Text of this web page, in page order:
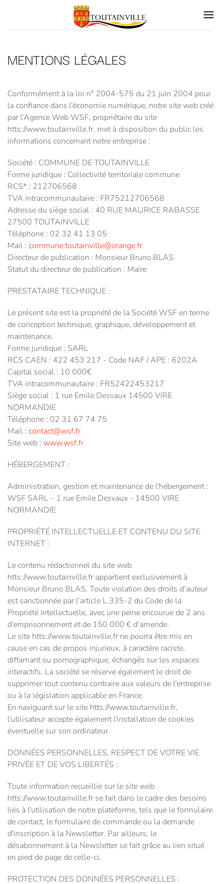
Skip to main content
MENTIONS LÉGALES
Conformément à la loi n° 2004-575 du 21 juin 2004 pour
la confiance dans l'économie numérique, notre site web créé
par l’Agence Web WSF, propriétaire du site
htts://www.toutainville.fr, met à disposition du public les
informations concernant notre entreprise :
Société : COMMUNE DE TOUTAINVILLE
Forme juridique : Collectivité territoriale commune
RCS* : 212706568
TVA intracommunautaire : FR75212706568
Adresse du siège social : 40 RUE MAURICE RABASSE
27500 TOUTAINVILLE
Téléphone : 02 32 41 13 05
Mail : commune.toutainville@orange.fr
Directeur de publication : Monsieur Bruno BLAS
Statut du directeur de publication : Maire
PRESTATAIRE TECHNIQUE :
Le présent site est la propriété de la Société WSF en terme
de conception technique, graphique, développement et
maintenance.
Forme juridique : SARL
RCS CAEN : 422 453 217 - Code NAF / APE : 6202A
Capital social : 10 000€
TVA intracommunautaire : FR52422453217
Siège social : 1 rue Emile Desvaux 14500 VIRE
NORMANDIE
Téléphone : 02 31 67 74 75
Mail : contact@wsf.fr
Site web : www.wsf.fr
HÉBERGEMENT :
Administration, gestion et maintenance de l'hébergement :
WSF SARL – 1 rue Emile Desvaux - 14500 VIRE
NORMANDIE
PROPRIÉTÉ INTELLECTUELLE ET CONTENU DU SITE
INTERNET :
Le contenu rédactionnel du site web
htts://www.toutainville.fr appartient exclusivement à
Monsieur Bruno BLAS. Toute violation des droits d’auteur
est sanctionnée par l’article L.335-2 du Code de la
Propriété Intellectuelle, avec une peine encourue de 2 ans
d’emprisonnement et de 150 000 € d’amende.
Le site htts://www.toutainville.fr ne pourra être mis en
cause en cas de propos injurieux, à caractère raciste,
diffamant ou pornographique, échangés sur les espaces
interactifs. La société se réserve également le droit de
supprimer tout contenu contraire aux valeurs de l'entreprise
ou à la législation applicable en France.
En naviguant sur le site htts://www.toutainville.fr,
l'utilisateur accepte également l'installation de cookies
éventuelle sur son ordinateur.
DONNÉES PERSONNELLES, RESPECT DE VOTRE VIE
PRIVÉE ET DE VOS LIBERTÉS :
Toute information recueillie sur le site web
htts://www.toutainville.fr se fait dans le cadre des besoins
liés à l'utilisation de notre plateforme, tels que le formulaire
de contact, le formulaire de commande ou la demande
d'inscription à la Newsletter. Par ailleurs, le
désabonnement à la Newsletter se fait grâce au lien situé
en pied de page de celle-ci.
PROTECTION DES DONNÉES PERSONNELLES :